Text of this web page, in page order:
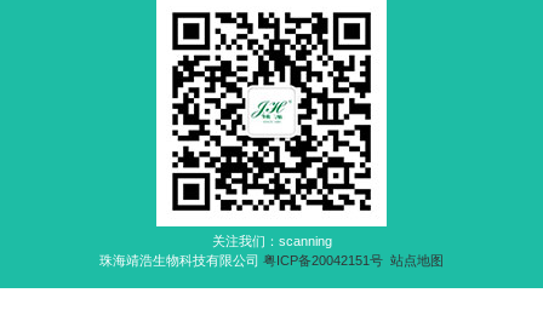
关注我们：scanning
珠海靖浩生物科技有限公司 粤ICP备20042151号 站点地图